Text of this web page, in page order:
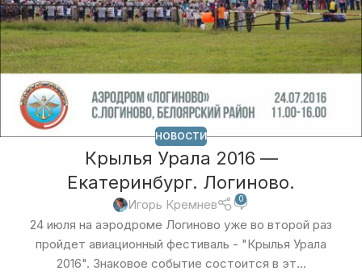
НОВОСТИ
Крылья Урала 2016 —
Екатеринбург. Логиново.
Игорь Кремнев 0
24 июля на аэродроме Логиново уже во второй раз
пройдет авиационный фестиваль - "Крылья Урала
2016". Знаковое событие состоится в эт...